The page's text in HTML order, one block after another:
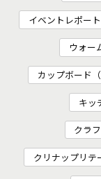
イベントレポート
ウォー
カップボード（
キッ
クラ
クリナップリテ